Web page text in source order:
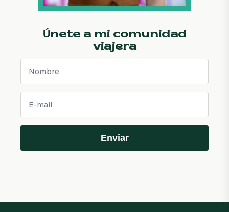
Únete a mi comunidad
viajera
Enviar